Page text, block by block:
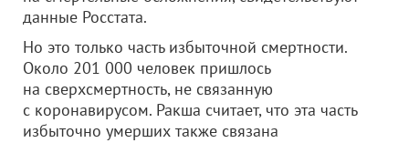
данные Росстата.
Но это только часть избыточной смертности.
Около 201 000 человек пришлось
на сверхсмертность, не связанную
с коронавирусом. Ракша считает, что эта часть
избыточно умерших также связана